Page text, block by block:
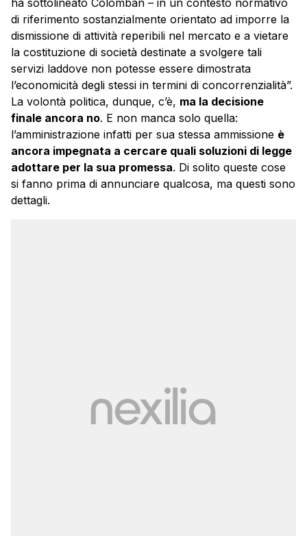
di riferimento sostanzialmente orientato ad imporre la
dismissione di attività reperibili nel mercato e a vietare
la costituzione di società destinate a svolgere tali
servizi laddove non potesse essere dimostrata
l’economicità degli stessi in termini di concorrenzialità”.
La volontà politica, dunque, c’è, ma la decisione
finale ancora no. E non manca solo quella:
l’amministrazione infatti per sua stessa ammissione è
ancora impegnata a cercare quali soluzioni di legge
adottare per la sua promessa. Di solito queste cose
si fanno prima di annunciare qualcosa, ma questi sono
dettagli.